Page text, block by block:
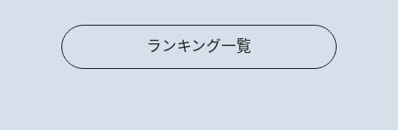
ランキング一覧